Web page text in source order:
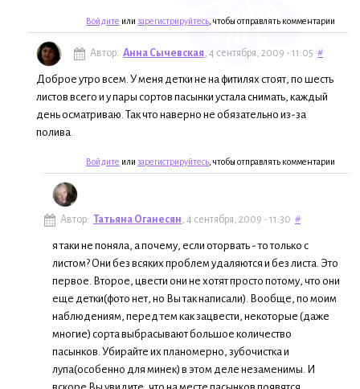
Войдите или зарегистрируйтесь , чтобы отправлять комментарии
Автор: Анна Сычевская, 4 сентября, 2009 - 11:05 #
Доброе утро всем. У меня детки не на фитилях стоят, по шесть
листов всего и у пары сортов пасынки устала снимать, каждый
день осматриваю. Так что наверно не обязательно из-за
полива.
Войдите или зарегистрируйтесь , чтобы отправлять комментарии
Автор: Татьяна Оганесян, 4 сентября, 2009 - 11:30 #
я таки не поняла, а почему, если оторвать - то только с
листом? Они без всяких проблем удаляются и без листа. Это
первое. Второе, цвести они не хотят просто потому, что они
еще детки(фото нет, но Вы так написали). Вообще, по моим
наблюдениям, перед тем как зацвести, некоторые (даже
многие) сорта выбрасывают большое количество
пасынков. Убирайте их планомерно, зубочистка и
лупа(особенно для минек) в этом деле незаменимы. И
вскоре Вы увидите, что на месте пасынков появятся